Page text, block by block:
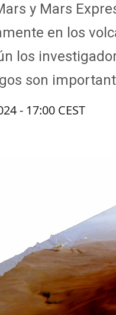
y Mars
en los
los
son
- 17:00 CEST